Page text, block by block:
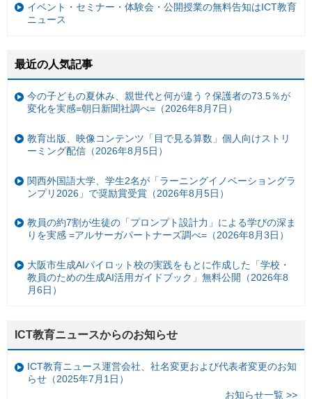
イベント・セミナー・体験会・公開授業の無料告知はICT教育
ニュース
最近の人気記事
今の子どもの夏休み、親世代と何が違う？保護者の73.5％が
変化を実感=朝日新聞社調べ=（2026年8月7日）
教育出版、映像コンテンツ「目で見る算数」個人向けストリ
ーミング配信（2026年8月5日）
関西外国語大学、学生2名が「ラーニングイノベーショングラ
ンプリ2026」で奨励賞受賞（2026年8月5日）
教員の約7割が生徒の「プロンプト設計力」による学びの深ま
りを実感 =アルサーガパートナーズ調べ=（2026年8月3日）
大阪市生成AIパイロット校の実践をもとに作成した「学校・
教員のための生成AI活用ガイドブック」無料公開（2026年8
月6日）
ICT教育ニュースからのお知らせ
ICT教育ニュース運営会社、社名変更および代表者変更のお知
らせ（2025年7月1日）
お知らせ一覧 >>